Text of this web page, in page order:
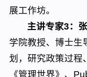
展工作坊。
主讲专家3：
学院教授、博士生
划，研究政策过程
《管理世界》、